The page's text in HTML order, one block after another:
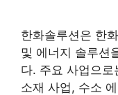
한화솔루션은 한
및 에너지 솔루션
다. 주요 사업으
소재 사업, 수소